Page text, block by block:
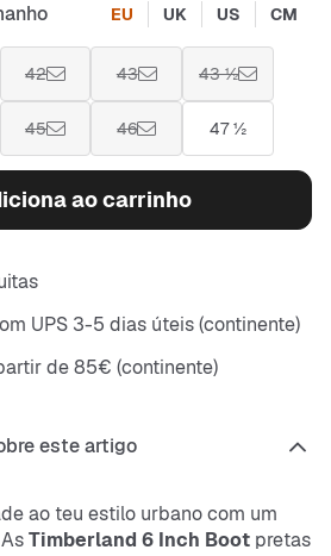
EU UK US CM
42 43 43 ½
45 46 47 ½
ao carrinho
UPS 3-5 dias úteis (continente)
de 85€ (continente)
este artigo
ao teu estilo urbano com um
Timberland 6 Inch Boot pretas